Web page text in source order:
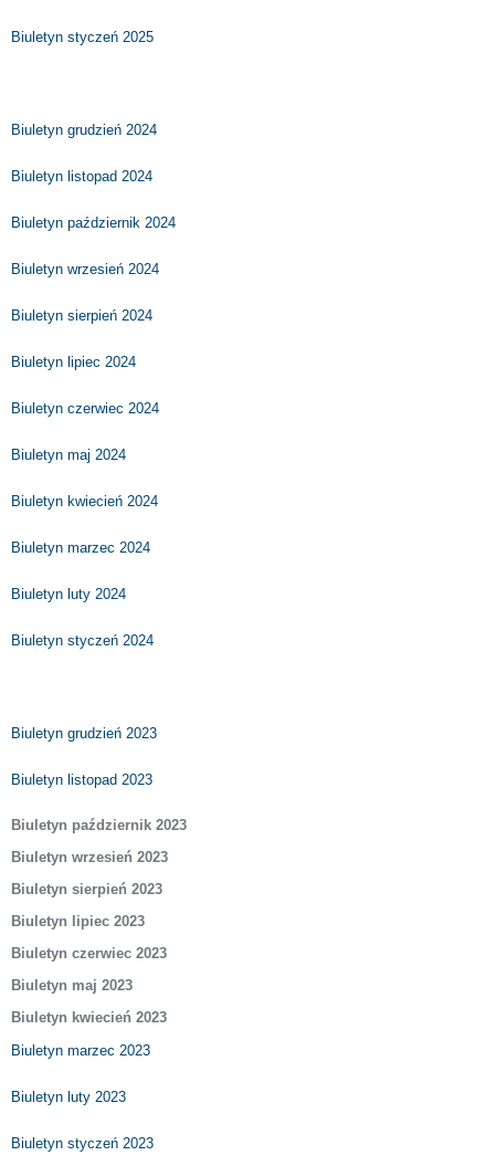
Biuletyn styczeń 2025
Biuletyn grudzień 2024
Biuletyn listopad 2024
Biuletyn październik 2024
Biuletyn wrzesień 2024
Biuletyn sierpień 2024
Biuletyn lipiec 2024
Biuletyn czerwiec 2024
Biuletyn maj 2024
Biuletyn kwiecień 2024
Biuletyn marzec 2024
Biuletyn luty 2024
Biuletyn styczeń 2024
Biuletyn grudzień 2023
Biuletyn listopad 2023
Biuletyn październik 2023
Biuletyn wrzesień 2023
Biuletyn sierpień 2023
Biuletyn lipiec 2023
Biuletyn czerwiec 2023
Biuletyn maj 2023
Biuletyn kwiecień 2023
Biuletyn marzec 2023
Biuletyn luty 2023
Biuletyn styczeń 2023